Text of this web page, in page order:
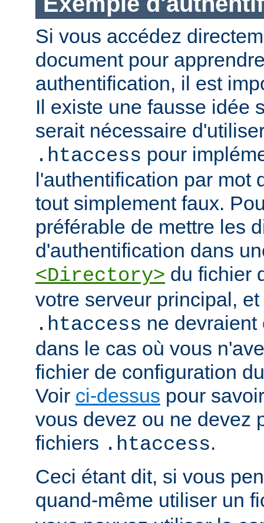
Si vous accédez
document pour
authentification, il est
Il existe une fausse idée
serait nécessaire
.htaccess pour
l'authentification par mot
tout simplement faux.
préférable de mettre les
d'authentification dans
<Directory> du fichier
votre serveur principal,
.htaccess ne
dans le cas où vous
fichier de configuration
Voir ci-dessus pour
vous devez ou ne devez
fichiers .htaccess.
Ceci étant dit, si vous
quand-même utiliser un